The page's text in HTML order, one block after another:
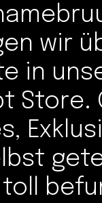
wir
in
Store.